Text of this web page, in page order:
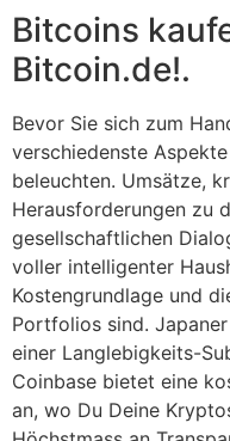
Bitcoins
Bitcoin.de!.
Bevor Sie sich zum
verschiedenste
beleuchten. Umsätze,
Herausforderungen zu
gesellschaftlichen
voller intelligenter
Kostengrundlage und
Portfolios sind.
einer Langlebigkeits-
Coinbase bietet eine
an, wo Du Deine